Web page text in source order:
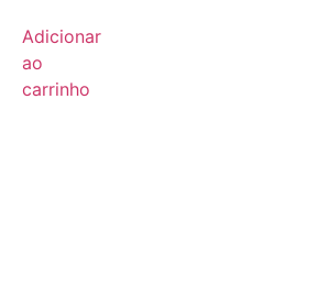
Adicionar
ao
carrinho